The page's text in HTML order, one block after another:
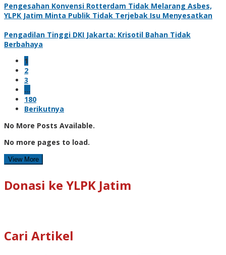
Pengesahan Konvensi Rotterdam Tidak Melarang Asbes,
YLPK Jatim Minta Publik Tidak Terjebak Isu Menyesatkan
Pengadilan Tinggi DKI Jakarta: Krisotil Bahan Tidak
Berbahaya
1
2
3
…
180
Berikutnya
No More Posts Available.
No more pages to load.
View More
Donasi ke YLPK Jatim
Cari Artikel